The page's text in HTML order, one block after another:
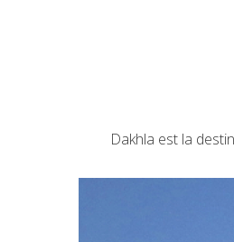
Dakhla est la